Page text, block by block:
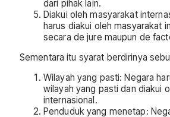
dari pihak lain.
Diakui oleh masyarakat
harus diakui oleh masyarakat
secara de jure maupun de
Sementara itu syarat berdirinya
Wilayah yang pasti: Negara
wilayah yang pasti dan diakui
internasional.
Penduduk yang menetap: